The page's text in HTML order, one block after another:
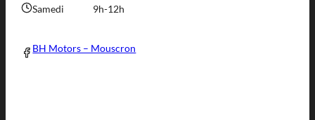
Samedi
9h-12h
BH Motors – Mouscron